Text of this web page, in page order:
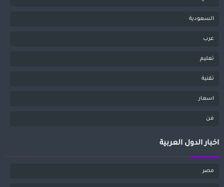
السعودية
عرب
تعليم
تقنية
اسعار
فن
اخبار الدول العربية
مصر